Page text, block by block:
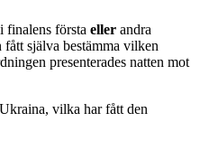
finalens första eller andra
själva bestämma vilken
presenterades natten mot
vilka har fått den